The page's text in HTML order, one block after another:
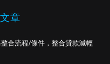
章
合流程/條件，整合貸款減輕